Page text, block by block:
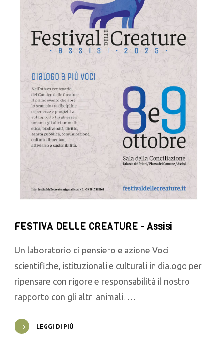
FESTIVA DELLE CREATURE - Assisi
Un laboratorio di pensiero e azione Voci
scientifiche, istituzionali e culturali in dialogo per
ripensare con rigore e responsabilità il nostro
rapporto con gli altri animali. …
LEGGI DI PIÙ